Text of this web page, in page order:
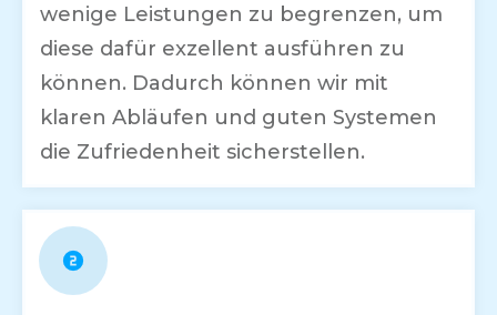
wenige Leistungen zu begrenzen, um
diese dafür exzellent ausführen zu
können. Dadurch können wir mit
klaren Abläufen und guten Systemen
die Zufriedenheit sicherstellen.